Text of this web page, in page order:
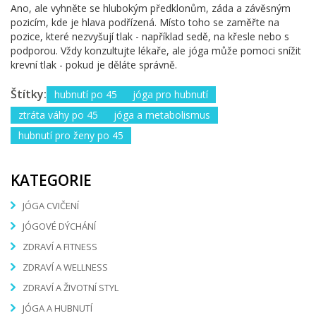
Ano, ale vyhněte se hlubokým předklonům, záda a závěsným
pozicím, kde je hlava podřízená. Místo toho se zaměřte na
pozice, které nezvyšují tlak - například sedě, na křesle nebo s
podporou. Vždy konzultujte lékaře, ale jóga může pomoci snížit
krevní tlak - pokud je děláte správně.
Štítky: hubnutí po 45
jóga pro hubnutí
ztráta váhy po 45
jóga a metabolismus
hubnutí pro ženy po 45
KATEGORIE
JÓGA CVIČENÍ
JÓGOVÉ DÝCHÁNÍ
ZDRAVÍ A FITNESS
ZDRAVÍ A WELLNESS
ZDRAVÍ A ŽIVOTNÍ STYL
JÓGA A HUBNUTÍ